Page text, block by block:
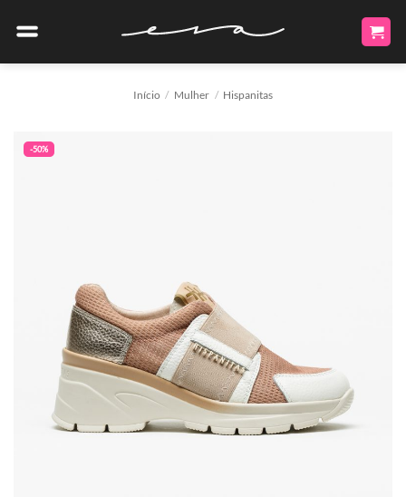
Início / Mulher / Hispanitas
-50%